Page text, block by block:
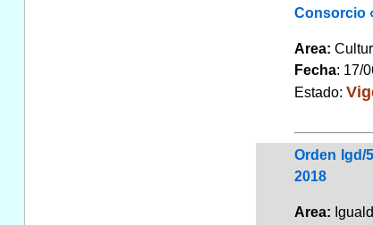
Consorcio
Area:
Fecha: 17/
Estado:
Orden Igd/
2018
Area: